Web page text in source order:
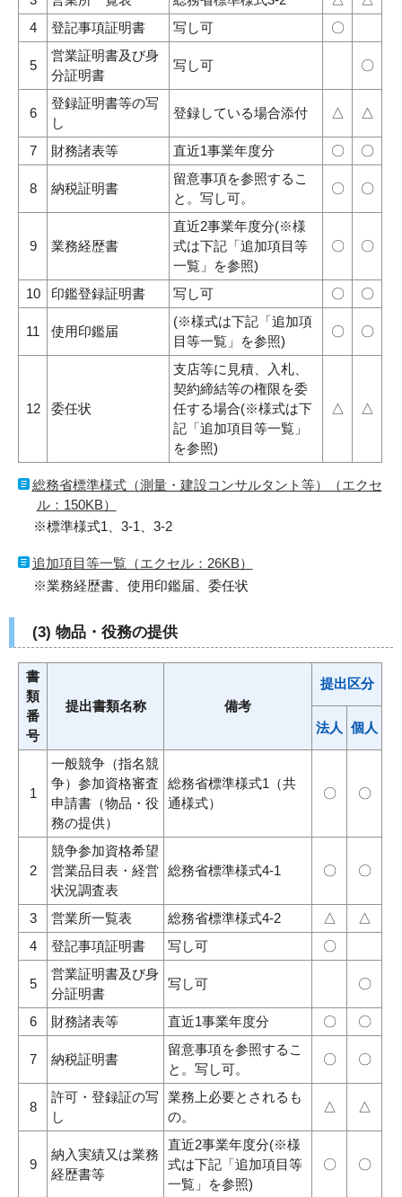
4
登記事項証明書 写し可 〇
5
営業証明書及び身
分証明書
写し可 〇
6
登録証明書等の写
し
登録している場合添付 △ △
7 財務諸表等 直近1事業年度分 〇 〇
8 納税証明書
留意事項を参照するこ
と。写し可。
〇 〇
9 業務経歴書
直近2事業年度分(※様
式は下記「追加項目等
一覧」を参照)
〇 〇
10 印鑑登録証明書 写し可 〇 〇
11 使用印鑑届
(※様式は下記「追加項
目等一覧」を参照)
〇 〇
12 委任状
支店等に見積、入札、
契約締結等の権限を委
任する場合(※様式は下
記「追加項目等一覧」
を参照)
△ △
総務省標準様式（測量・建設コンサルタント等）（エクセ
ル：150KB）
※標準様式1、3-1、3-2
追加項目等一覧（エクセル：26KB）
※業務経歴書、使用印鑑届、委任状
(3) 物品・役務の提供
書
類
番
号
提出書類名称 備考
提出区分
法人 個人
1
一般競争（指名競
争）参加資格審査
申請書（物品・役
務の提供）
総務省標準様式1（共
通様式）
〇 〇
2
競争参加資格希望
営業品目表・経営
状況調査表
総務省標準様式4-1 〇 〇
3 営業所一覧表 総務省標準様式4-2 △
△
4
登記事項証明書 写し可 〇
5
営業証明書及び身
分証明書
写し可 〇
6 財務諸表等 直近1事業年度分 〇 〇
7 納税証明書
留意事項を参照するこ
と。写し可。
〇 〇
8
許可・登録証の写
し
業務上必要とされるも
の。
△ △
9
納入実績又は業務
経歴書等
直近2事業年度分(※様
式は下記「追加項目等
一覧」を参照)
〇 〇